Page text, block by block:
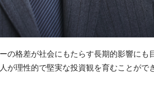
の格差が社会にもたらす長期的影響にも
が理性的で堅実な投資観を育むことがで